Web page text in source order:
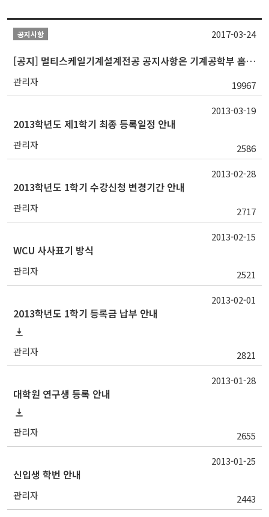
공지사항
[공지] 멀티스케일기계설계전공 공지사항은 기계공학부 홈페이지에서 확인 가능
관리자 19967
2017-03-24
2013학년도 제1학기 최종 등록일정 안내
관리자 2586
2013-03-19
2013학년도 1학기 수강신청 변경기간 안내
관리자 2717
2013-02-28
WCU 사사표기 방식
관리자 2521
2013-02-15
2013학년도 1학기 등록금 납부 안내
관리자 2821
2013-02-01
대학원 연구생 등록 안내
관리자 2655
2013-01-28
신입생 학번 안내
관리자 2443
2013-01-25